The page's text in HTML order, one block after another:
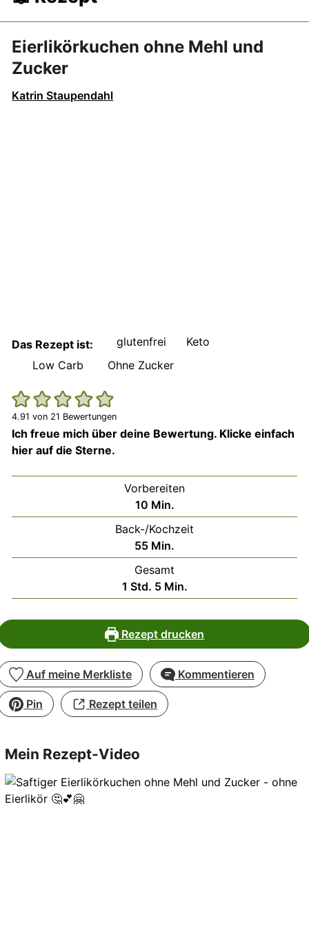
Eierlikörkuchen ohne Mehl und
Zucker
Katrin Staupendahl
Das Rezept ist: glutenfrei
Keto
Low Carb
Ohne Zucker
4.91 von 21 Bewertungen
Ich freue mich über deine Bewertung. Klicke einfach
hier auf die Sterne.
Vorbereiten
10Minuten
Min.
Back-/Kochzeit
55Minuten
Min.
Gesamt
1 Stunde
Std. 5Minuten
Min.
Rezept drucken
Auf meine Merkliste Kommentieren
Pin Rezept teilen
Mein Rezept-Video